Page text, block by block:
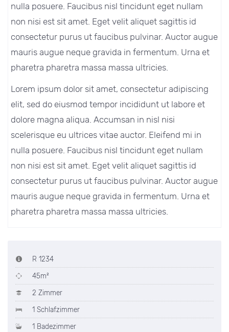
nulla posuere. Faucibus nisl tincidunt eget nullam
non nisi est sit amet. Eget velit aliquet sagittis id
consectetur purus ut faucibus pulvinar. Auctor augue
mauris augue neque gravida in fermentum. Urna et
pharetra pharetra massa massa ultricies.
Lorem ipsum dolor sit amet, consectetur adipiscing
elit, sed do eiusmod tempor incididunt ut labore et
dolore magna aliqua. Accumsan in nisl nisi
scelerisque eu ultrices vitae auctor. Eleifend mi in
nulla posuere. Faucibus nisl tincidunt eget nullam
non nisi est sit amet. Eget velit aliquet sagittis id
consectetur purus ut faucibus pulvinar. Auctor augue
mauris augue neque gravida in fermentum. Urna et
pharetra pharetra massa massa ultricies.
R 1234
45m²
2 Zimmer
1 Schlafzimmer
1 Badezimmer